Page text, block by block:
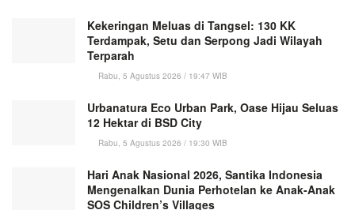
Kekeringan Meluas di Tangsel: 130 KK
Terdampak, Setu dan Serpong Jadi Wilayah
Terparah
Rabu, 5 Agustus 2026 / 19:47 WIB
Urbanatura Eco Urban Park, Oase Hijau Seluas
12 Hektar di BSD City
Rabu, 5 Agustus 2026 / 19:30 WIB
Hari Anak Nasional 2026, Santika Indonesia
Mengenalkan Dunia Perhotelan ke Anak-Anak
SOS Children’s Villages